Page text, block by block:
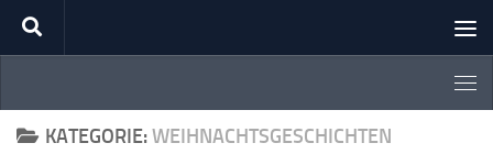
Zum Inhalt springen
KATEGORIE:WEIHNACHTSGESCHICHTEN